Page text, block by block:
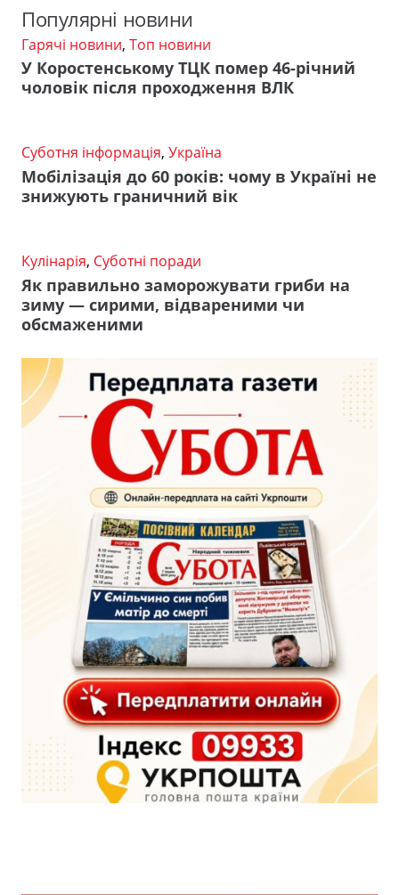
Популярні новини
Гарячі новини, Топ новини
У Коростенському ТЦК помер 46-річний
чоловік після проходження ВЛК
Суботня інформація, Україна
Мобілізація до 60 років: чому в Україні не
знижують граничний вік
Кулінарія, Суботні поради
Як правильно заморожувати гриби на
зиму — сирими, відвареними чи
обсмаженими